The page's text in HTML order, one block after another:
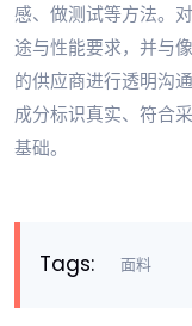
感、做测试等方法。
途与性能要求，并与
的供应商进行透明沟
成分标识真实、符合
基础。
Tags: 面料